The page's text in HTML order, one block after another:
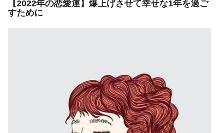
【2022年の恋愛運】爆上げさせて幸せな1年を過ご
すために